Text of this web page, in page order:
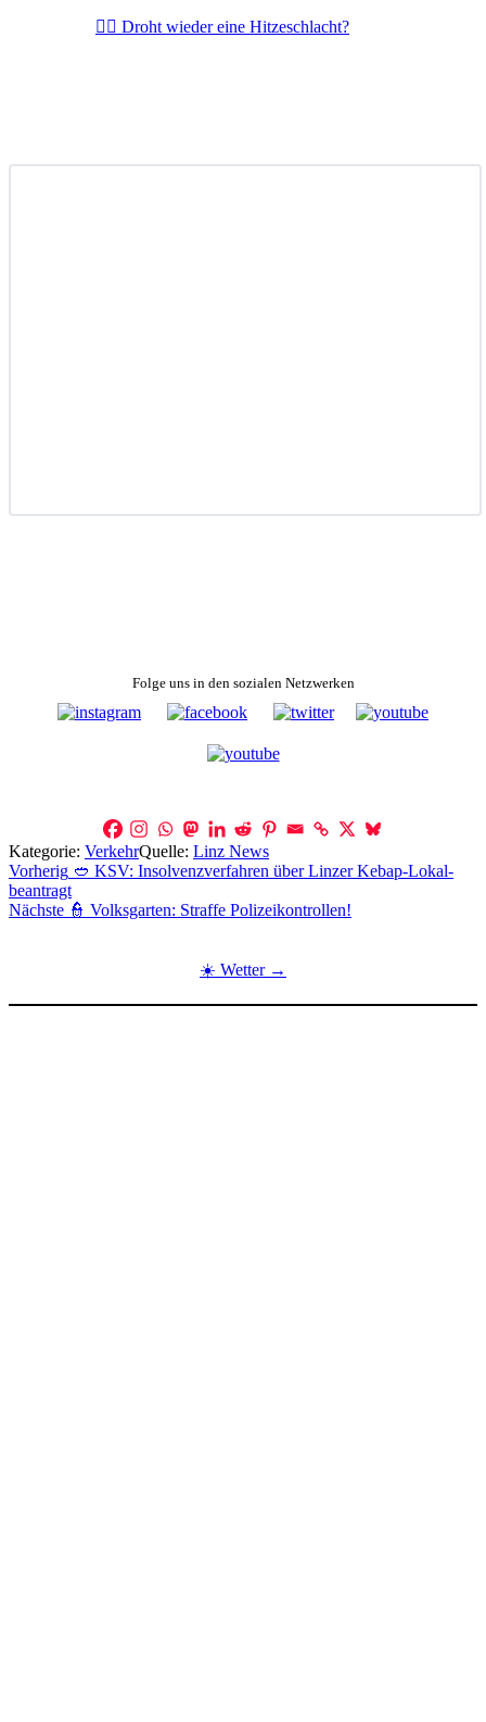
🏃‍♀️ Droht wieder eine Hitzeschlacht?
Folge uns in den sozialen Netzwerken
Kategorie: VerkehrQuelle: Linz News
Beitragsnavigation
Vorherig 🥙 KSV: Insol­venz­ver­fahren über Linzer Kebap-Lokal­
bean­tragt
Nächste 👮 Volksgarten: Straffe Polizeikontrollen!
☀️ Wetter →